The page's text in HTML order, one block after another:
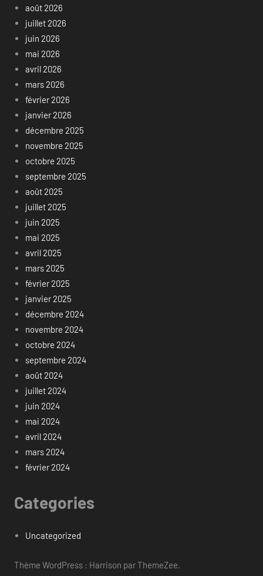
août 2026
juillet 2026
juin 2026
mai 2026
avril 2026
mars 2026
février 2026
janvier 2026
décembre 2025
novembre 2025
octobre 2025
septembre 2025
août 2025
juillet 2025
juin 2025
mai 2025
avril 2025
mars 2025
février 2025
janvier 2025
décembre 2024
novembre 2024
octobre 2024
septembre 2024
août 2024
juillet 2024
juin 2024
mai 2024
avril 2024
mars 2024
février 2024
Categories
Uncategorized
Thème WordPress : Harrison par ThemeZee.